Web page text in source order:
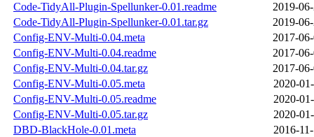
Code-TidyAll-Plugin-Spellunker-0.01.readme
2019-
Code-TidyAll-Plugin-Spellunker-0.01.tar.gz
2019-
Config-ENV-Multi-0.04.meta
2017-
Config-ENV-Multi-0.04.readme
2017-
Config-ENV-Multi-0.04.tar.gz
2017-
Config-ENV-Multi-0.05.meta
2020-
Config-ENV-Multi-0.05.readme
2020-
Config-ENV-Multi-0.05.tar.gz
2020-
DBD-BlackHole-0.01.meta
2016-